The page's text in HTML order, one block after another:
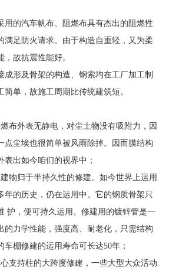
用的汽车帆布、阻燃布具有杰出的阻燃性
满足防火请求。由于构造自重轻，又为柔
故抗震性能好。
成形及骨架的构造、钢索均在工厂加工制
单，故施工周期比传统建筑短。
布外表无静电，对尘土物没有吸附力，因
点尘埃也很简单被风雨除掉。因而膜结构
出如今咱们的视界中；
物归于半持久性的修建。如今世界上运用
年的历史，仍在运用中。它的钢质骨架只
护，便可持久运用。修建用的镀锌管是一
的力学性能，强度高、耐老化，只需结构
棚修建的运用寿命可长达50年；
支持柱的大跨度修建，一些大型大众活动